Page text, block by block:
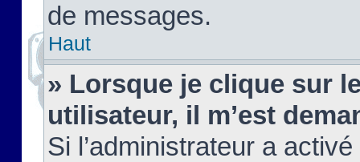
de messages.
Haut
» Lorsque je clique sur
utilisateur, il m’est
Si l’administrateur a